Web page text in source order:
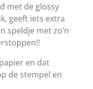
met de glossy
geeft iets extra
speldje met zo’n
en dat
de stempel en